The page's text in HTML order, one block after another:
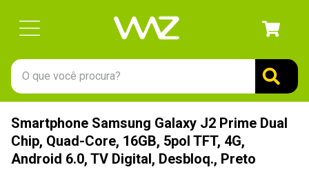
O que você procura?
Smartphone Samsung Galaxy J2 Prime Dual
Chip, Quad-Core, 16GB, 5pol TFT, 4G,
Android 6.0, TV Digital, Desbloq., Preto
1º
gabinete
2º
keychron